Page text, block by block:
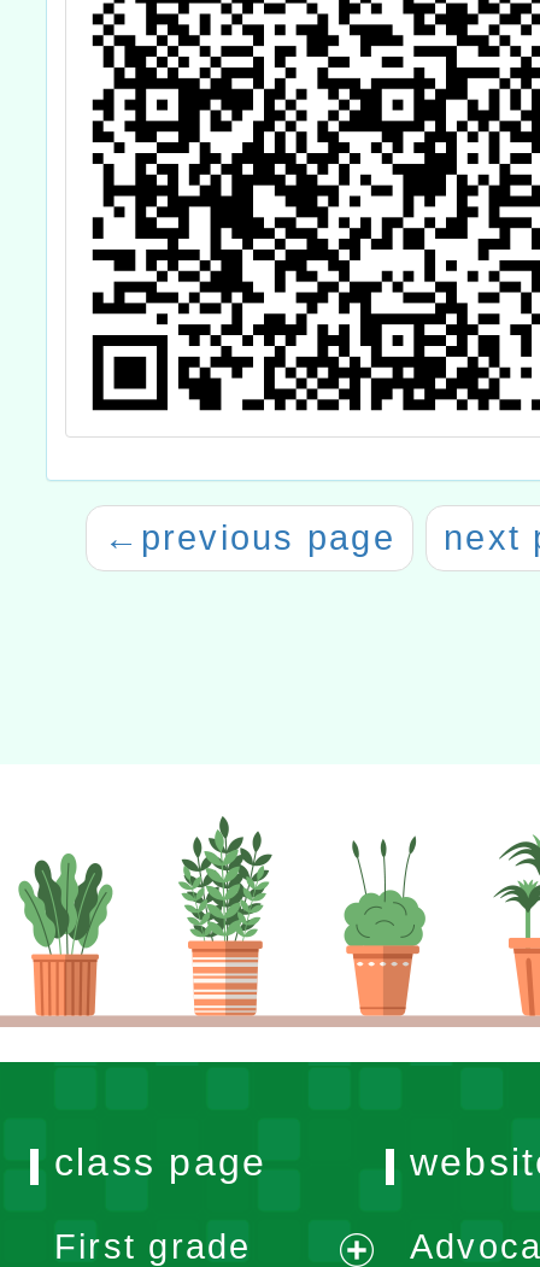
← previous page next
class page
First grade